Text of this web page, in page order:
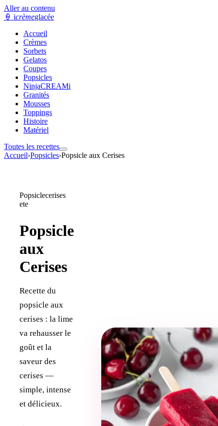
Aller au contenu
🍦 icrèmeglacée
Accueil
Crèmes
Sorbets
Gelatos
Coupes
Popsicles
NinjaCREAMi
Granités
Mousses
Toppings
Histoire
Matériel
Toutes les recettes
Accueil›Popsicles›Popsicle aux Cerises
Popsiclecerises
ete
Popsicle
aux
Cerises
Recette du
popsicle aux
cerises : la lime
va rehausser le
goût et la
saveur des
cerises —
simple, intense
et délicieux.